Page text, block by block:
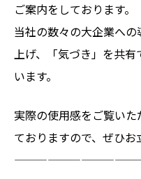
ご案内をしております。
当社の数々の大企業へ
上げ、「気づき」を共
います。
実際の使用感をご覧い
ておりますので、ぜひお